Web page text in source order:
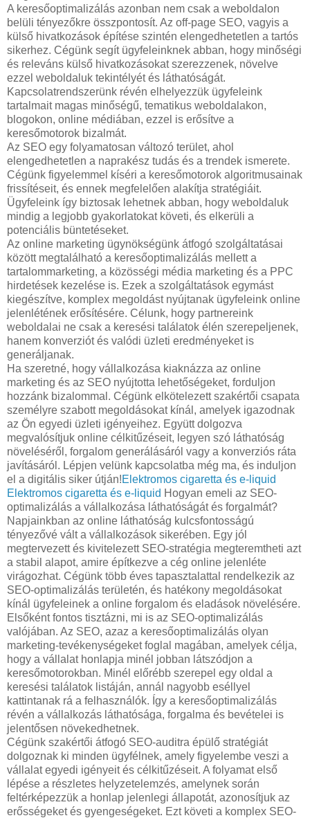
A keresőoptimalizálás azonban nem csak a weboldalon
belüli tényezőkre összpontosít. Az off-page SEO, vagyis a
külső hivatkozások építése szintén elengedhetetlen a tartós
sikerhez. Cégünk segít ügyfeleinknek abban, hogy minőségi
és releváns külső hivatkozásokat szerezzenek, növelve
ezzel weboldaluk tekintélyét és láthatóságát.
Kapcsolatrendszerünk révén elhelyezzük ügyfeleink
tartalmait magas minőségű, tematikus weboldalakon,
blogokon, online médiában, ezzel is erősítve a
keresőmotorok bizalmát.
Az SEO egy folyamatosan változó terület, ahol
elengedhetetlen a naprakész tudás és a trendek ismerete.
Cégünk figyelemmel kíséri a keresőmotorok algoritmusainak
frissítéseit, és ennek megfelelően alakítja stratégiáit.
Ügyfeleink így biztosak lehetnek abban, hogy weboldaluk
mindig a legjobb gyakorlatokat követi, és elkerüli a
potenciális büntetéseket.
Az online marketing ügynökségünk átfogó szolgáltatásai
között megtalálható a keresőoptimalizálás mellett a
tartalommarketing, a közösségi média marketing és a PPC
hirdetések kezelése is. Ezek a szolgáltatások egymást
kiegészítve, komplex megoldást nyújtanak ügyfeleink online
jelenlétének erősítésére. Célunk, hogy partnereink
weboldalai ne csak a keresési találatok élén szerepeljenek,
hanem konverziót és valódi üzleti eredményeket is
generáljanak.
Ha szeretné, hogy vállalkozása kiaknázza az online
marketing és az SEO nyújtotta lehetőségeket, forduljon
hozzánk bizalommal. Cégünk elkötelezett szakértői csapata
személyre szabott megoldásokat kínál, amelyek igazodnak
az Ön egyedi üzleti igényeihez. Együtt dolgozva
megvalósítjuk online célkitűzéseit, legyen szó láthatóság
növeléséről, forgalom generálásáról vagy a konverziós ráta
javításáról. Lépjen velünk kapcsolatba még ma, és induljon
el a digitális siker útján!Elektromos cigaretta és e-liquid
Elektromos cigaretta és e-liquid Hogyan emeli az SEO-
optimalizálás a vállalkozása láthatóságát és forgalmát?
Napjainkban az online láthatóság kulcsfontosságú
tényezővé vált a vállalkozások sikerében. Egy jól
megtervezett és kivitelezett SEO-stratégia megteremtheti azt
a stabil alapot, amire építkezve a cég online jelenléte
virágozhat. Cégünk több éves tapasztalattal rendelkezik az
SEO-optimalizálás területén, és hatékony megoldásokat
kínál ügyfeleinek a online forgalom és eladások növelésére.
Elsőként fontos tisztázni, mi is az SEO-optimalizálás
valójában. Az SEO, azaz a keresőoptimalizálás olyan
marketing-tevékenységeket foglal magában, amelyek célja,
hogy a vállalat honlapja minél jobban látszódjon a
keresőmotorokban. Minél előrébb szerepel egy oldal a
keresési találatok listáján, annál nagyobb eséllyel
kattintanak rá a felhasználók. Így a keresőoptimalizálás
révén a vállalkozás láthatósága, forgalma és bevételei is
jelentősen növekedhetnek.
Cégünk szakértői átfogó SEO-auditra épülő stratégiát
dolgoznak ki minden ügyfélnek, amely figyelembe veszi a
vállalat egyedi igényeit és célkitűzéseit. A folyamat első
lépése a részletes helyzetelemzés, amelynek során
feltérképezzük a honlap jelenlegi állapotát, azonosítjuk az
erősségeket és gyengeségeket. Ezt követi a komplex SEO-